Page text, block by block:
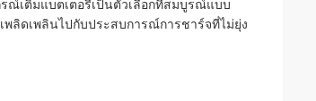
ณ์เติมแบตเตอรี่เป็นตัวเลือกที่สมบูรณ์แบบ
ลิดเพลินไปกับประสบการณ์การชาร์จที่ไม่ยุ่ง